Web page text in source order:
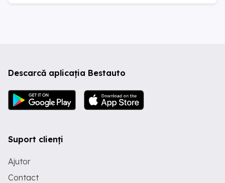
Descarcă aplicația Bestauto
Suport clienți
Ajutor
Contact